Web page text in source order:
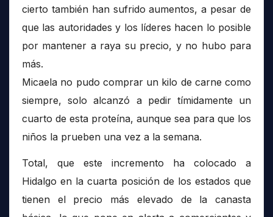
cierto también han sufrido aumentos, a pesar de
que las autoridades y los líderes hacen lo posible
por mantener a raya su precio, y no hubo para
más.
Micaela no pudo comprar un kilo de carne como
siempre, solo alcanzó a pedir tímidamente un
cuarto de esta proteína, aunque sea para que los
niños la prueben una vez a la semana.
Total, que este incremento ha colocado a
Hidalgo en la cuarta posición de los estados que
tienen el precio más elevado de la canasta